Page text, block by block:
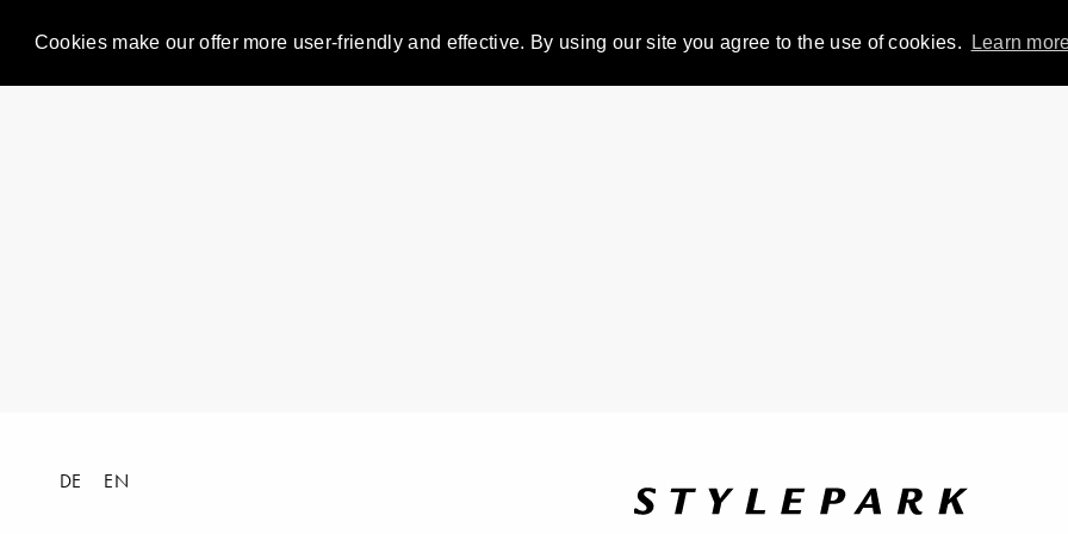
Cookies make our offer more user-friendly and effective. By using our site you agree to the use of cookies. Learn
DE EN